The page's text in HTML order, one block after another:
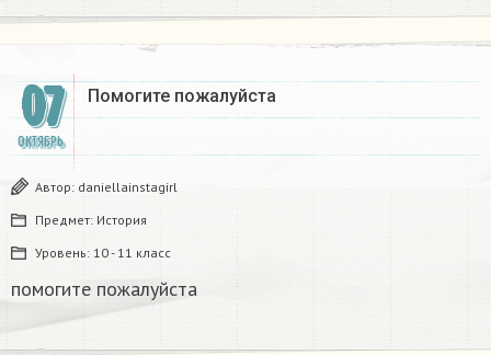
07
ОКТЯБРЬ
Помогите пожалуйста
Автор: daniellainstagirl
Предмет: История
Уровень: 10 - 11 класс
помогите пожалуйста